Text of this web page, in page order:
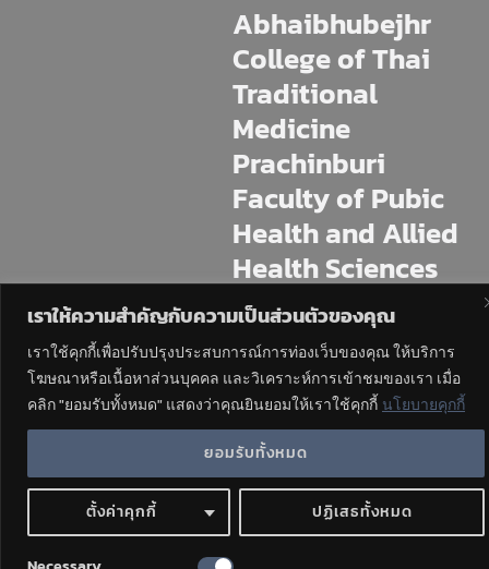
เราให้ความสำคัญกับความเป็นส่วนตัวของคุณ
เราใช้คุกกี้เพื่อปรับปรุงประสบการณ์การท่องเว็บของคุณ ให้บริการ
โฆษณาหรือเนื้อหาส่วนบุคคล และวิเคราะห์การเข้าชมของเรา เมื่อ
คลิก "ยอมรับทั้งหมด" แสดงว่าคุณยินยอมให้เราใช้คุกกี้ นโยบายคุกกี้
ตั้งค่าคุกกี้ ปฏิเสธทั้งหมด
ยอมรับทั้งหมด
Abhaibhubejhr
College of Thai
Traditional
Medicine
Prachinburi
Faculty of Pubic
Health and Allied
Health Sciences
Institute
225 M.11 Mai Khet, Mueang
Prachinburi, Prachin Buri, 25230
Tel : 037-4544-70,471